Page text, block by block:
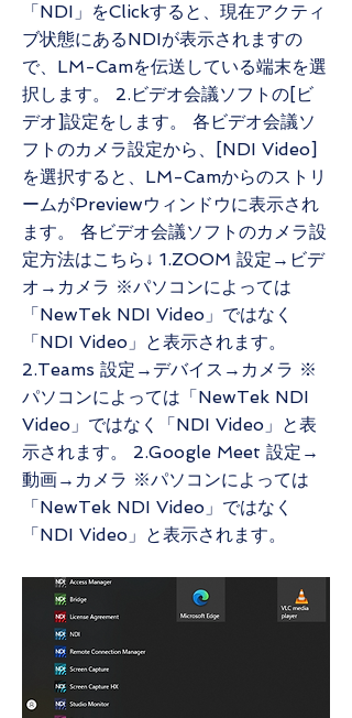
「NDI」をClickすると、現在アクティ
ブ状態にあるNDIが表示されますの
で、LM-Camを伝送している端末を選
択します。 2.ビデオ会議ソフトの[ビ
デオ]設定をします。 各ビデオ会議ソ
フトのカメラ設定から、[NDI Video]
を選択すると、LM-Camからのストリ
ームがPreviewウィンドウに表示され
ます。 各ビデオ会議ソフトのカメラ設
定方法はこちら↓ 1.ZOOM 設定→ビデ
オ→カメラ ※パソコンによっては
「NewTek NDI Video」ではなく
「NDI Video」と表示されます。
2.Teams 設定→デバイス→カメラ ※
パソコンによっては「NewTek NDI
Video」ではなく「NDI Video」と表
示されます。 2.Google Meet 設定→
動画→カメラ ※パソコンによっては
「NewTek NDI Video」ではなく
「NDI Video」と表示されます。